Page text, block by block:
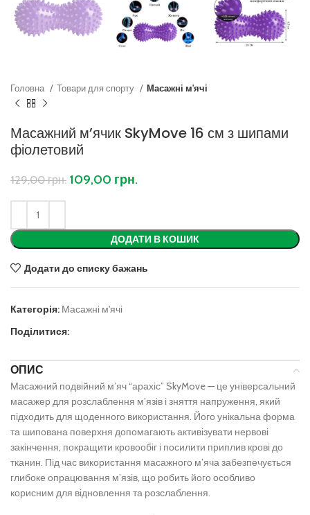
Головна Товари для спорту Масажні м'ячі
Масажний м’ячик SkyMove 16 см з шипами
фіолетовий
129,00грн. 109,00 грн.
ДОДАТИ В КОШИК
Додати до списку бажань
Категорія: Масажні м'ячі
Поділитися:
ОПИС
Масажний подвійний м’яч “арахіс” SkyMove — це універсальний
масажер для розслаблення м’язів і зняття напруження, який
підходить для щоденного використання. Його унікальна форма
та шипована поверхня допомагають активізувати нервові
закінчення, покращити кровообіг і посилити приплив крові до
тканин. Під час використання масажного м’яча забезпечується
глибоке опрацювання м’язів, що робить його особливо
корисним для відновлення та розслаблення.